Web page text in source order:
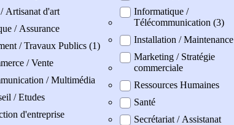
Artisanat d'art
/ Assurance
/ Travaux Publics (1)
/ Vente
/ Multimédia
/ Etudes
d'entreprise
Informatique /
Télécommunication (3)
Installation / Maintenance
Marketing / Stratégie
commerciale
Ressources Humaines
Santé
Secrétariat / Assistanat